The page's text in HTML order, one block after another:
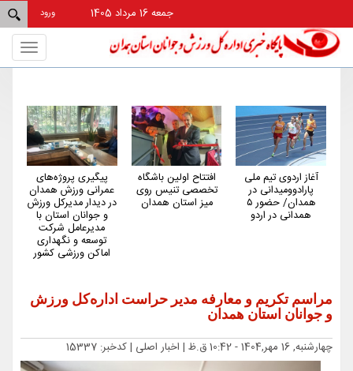
ورود
جمعه 16 مرداد 1405
تیم ملی
در
همدان/ حضور ۵
افتتاح اولین باشگاه
تخصصی تنیس روی
میز استان همدان
پیگیری پروژه‌های
عمرانی ورزش همدان
در دیدار مدیرکل ورزش
و جوانان استان با
مدیرعامل شرکت
توسعه و نگهداری
اماکن ورزشی کشور
همدان از
کم‌شکایت و
کشور در حوزه
است
مراسم تکریم و معارفه مدیر حراست اداره‌کل ورزش
و جوانان استان همدان
چهارشنبه, 16 مهر,1404 - 10:42 ق.ظ | اخبار اصلی | کدخبر: 15337